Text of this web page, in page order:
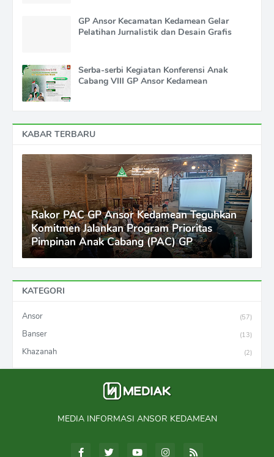
GP Ansor Kecamatan Kedamean Gelar
Pelatihan Jurnalistik dan Desain Grafis
Serba-serbi Kegiatan Konferensi Anak
Cabang VIII GP Ansor Kedamean
KABAR TERBARU
Rakor PAC GP Ansor Kedamean Teguhkan
Komitmen Jalankan Program Prioritas
Pimpinan Anak Cabang (PAC) GP
KATEGORI
Ansor (57)
Banser (13)
Khazanah (2)
MEDIA INFORMASI ANSOR KEDAMEAN